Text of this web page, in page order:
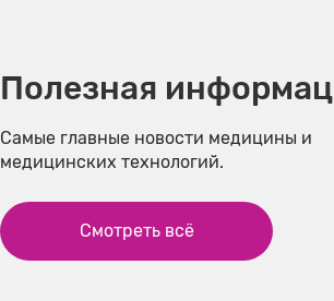
Полезная
Самые главные новости медицины и
медицинских технологий.
Смотреть всё